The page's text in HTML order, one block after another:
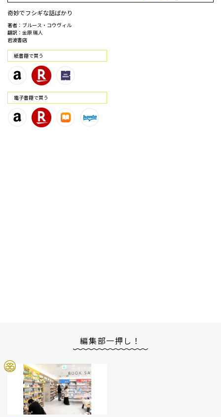
奇妙でフシギな話ばかり
著者：ブルース・コウヴィル
翻訳：金原 瑞人
岩波書店
紙書籍で買う
電⼦書籍で買う
編集部一押し！